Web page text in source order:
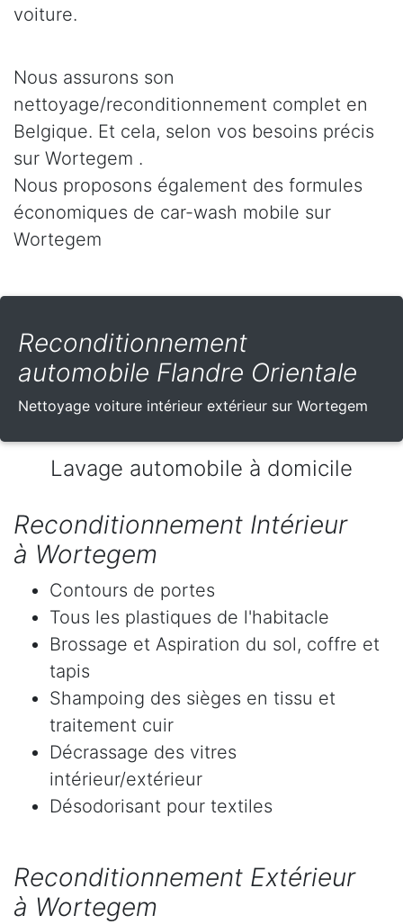
voiture.
Nous assurons son
nettoyage/reconditionnement complet en
Belgique. Et cela, selon vos besoins précis
sur Wortegem .
Nous proposons également des formules
économiques de car-wash mobile sur
Wortegem
Reconditionnement
automobile Flandre Orientale
Nettoyage voiture intérieur extérieur sur Wortegem
Lavage automobile à domicile
Reconditionnement Intérieur
à Wortegem
Contours de portes
Tous les plastiques de l'habitacle
Brossage et Aspiration du sol, coffre et
tapis
Shampoing des sièges en tissu et
traitement cuir
Décrassage des vitres
intérieur/extérieur
Désodorisant pour textiles
Reconditionnement Extérieur
à Wortegem